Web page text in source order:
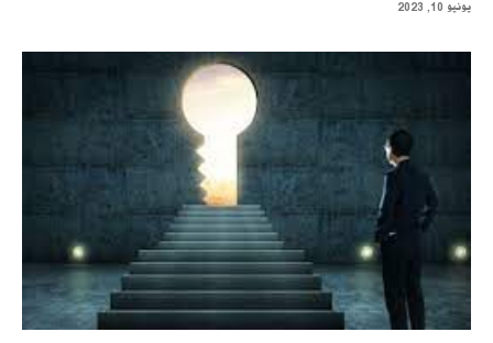
يونيو 10, 2023